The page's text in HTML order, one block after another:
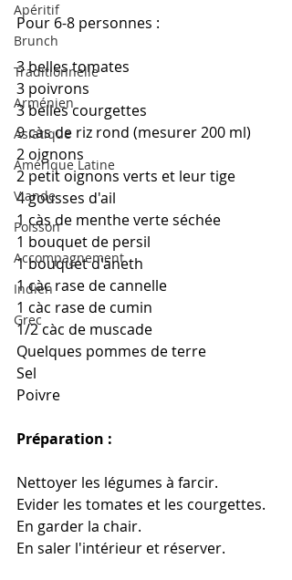
Apéritif
Brunch
Traditionnelle
Arménien
Asiatique
Amérique Latine
Viande
Poisson
Accompagnement
Indien
Grec
Pour 6-8 personnes :
3 belles tomates
3 poivrons
3 belles courgettes
9 càs de riz rond (mesurer 200 ml)
2 oignons
2 petit oignons verts et leur tige
4 gousses d'ail
1 càs de menthe verte séchée
1 bouquet de persil
1 bouquet d'aneth
1 càc rase de cannelle
1 càc rase de cumin
1/2 càc de muscade
Quelques pommes de terre
Sel
Poivre
Préparation :
Nettoyer les légumes à farcir.
Evider les tomates et les courgettes.
En garder la chair.
En saler l'intérieur et réserver.